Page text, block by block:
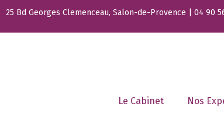
25 Bd Georges Clemenceau, Salon-de-Provence | 04 90
Le Cabinet Nos